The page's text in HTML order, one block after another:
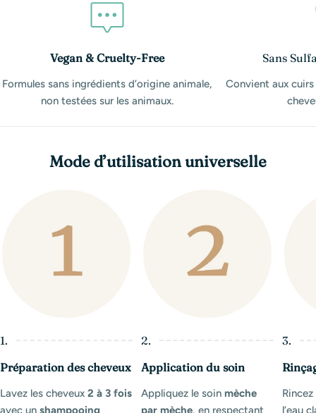
Vegan & Cruelty-Free
Formules sans ingrédients d’origine animale,
non testées sur les animaux.
Sans
Convient aux
Mode d’utilisation universelle
1.
Préparation des cheveux
Lavez les cheveux 2 à 3 fois
avec un shampooing
2.
Application du soin
Appliquez le soinmèche
par mèche, en respectant
3.
l’eau